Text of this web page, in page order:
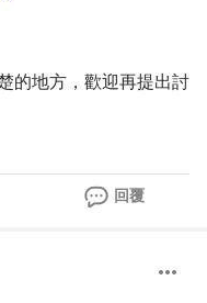
的地方，歡迎再提出討
回覆